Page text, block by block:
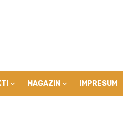
MAGAZIN IMPRESUM